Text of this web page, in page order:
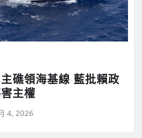
礁領海基線 藍批賴政
主權
4, 2026